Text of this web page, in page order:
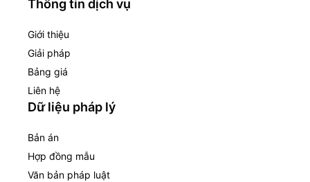
Thông tin dịch vụ
Giới thiệu
Giải pháp
Bảng giá
Liên hệ
Dữ liệu pháp lý
Bản án
Hợp đồng mẫu
Văn bản pháp luật